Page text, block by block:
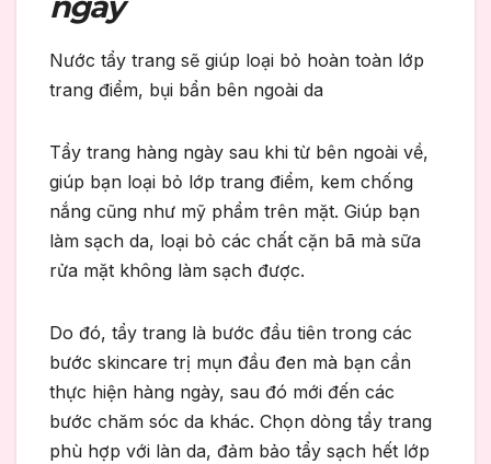
Nước tẩy trang sẽ giúp loại bỏ hoàn toàn lớp
trang điểm, bụi bẩn bên ngoài da
Tẩy trang hàng ngày sau khi từ bên ngoài về,
giúp bạn loại bỏ lớp trang điểm, kem chống
nắng cũng như mỹ phẩm trên mặt. Giúp bạn
làm sạch da, loại bỏ các chất cặn bã mà sữa
rửa mặt không làm sạch được.
Do đó, tẩy trang là bước đầu tiên trong các
bước skincare trị mụn đầu đen mà bạn cần
thực hiện hàng ngày, sau đó mới đến các
bước chăm sóc da khác. Chọn dòng tẩy trang
phù hợp với làn da, đảm bảo tẩy sạch hết lớp